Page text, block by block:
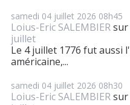
samedi 04 juillet 2026 08h45
Loius-Eric SALEMBIERsur
juillet
Le 4 juillet 1776 fut aussi
américaine,...
samedi 04 juillet 2026 08h30
Loius-Eric SALEMBIERsur